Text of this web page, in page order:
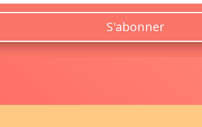
S'abonner